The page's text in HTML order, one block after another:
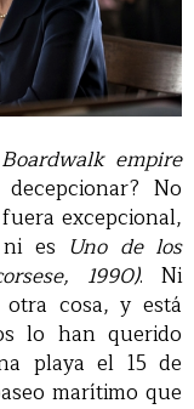
Boardwalk empire
No
excepcional,
es Uno de los
1990). Ni
cosa, y está
lo han querido
playa el 15 de
marítimo que